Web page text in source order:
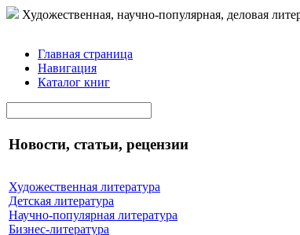
Художественная, научно-популярная, деловая
Главная страница
Навигация
Каталог книг
Новости, статьи, рецензии
Художественная литература
Детская литература
Научно-популярная литература
Бизнес-литература